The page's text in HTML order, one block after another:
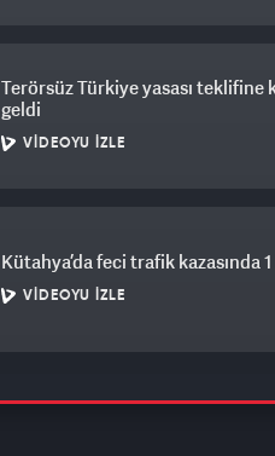
Terörsüz Türkiye yasası
geldi
VIDEOYU İZLE
Kütahya’da feci trafik kazasında
VIDEOYU İZLE